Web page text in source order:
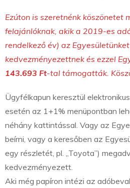
Ezúton is szeretnénk köszönetet
felajánlóknak, akik a 2019-es
rendelkező év) az
kedvezményezettnek és ezzel
143.693 Ft-tal támogatták.
Ügyfélkapun keresztül
esetén az 1+1% menüpontban
néhány kattintással. Vagy az
beírni, vagy a keresőben az
egy részletét, pl. „Toyota”)
kedvezményezett.
Aki még papíron intézi az